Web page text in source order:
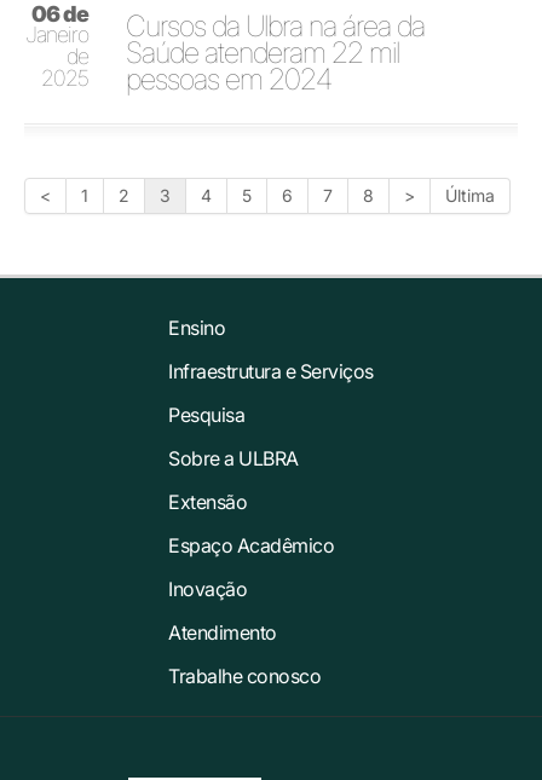
06 de
Janeiro
de
2025
Cursos da Ulbra na área da
Saúde atenderam 22 mil
pessoas em 2024
< 1 2 3 4 5 6 7 8 > Última
Ensino
Infraestrutura e Serviços
Pesquisa
Sobre a ULBRA
Extensão
Espaço Acadêmico
Inovação
Atendimento
Trabalhe conosco